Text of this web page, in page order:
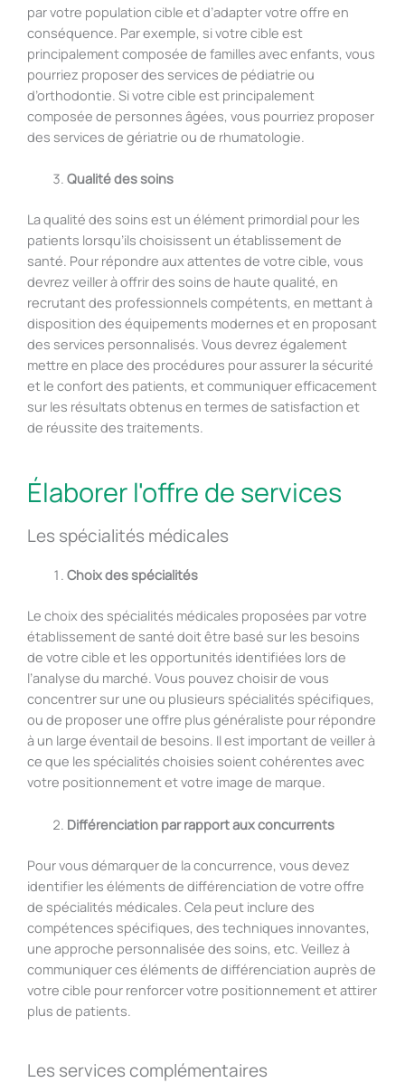
par votre population cible et d’adapter votre offre en
conséquence. Par exemple, si votre cible est
principalement composée de familles avec enfants, vous
pourriez proposer des services de pédiatrie ou
d’orthodontie. Si votre cible est principalement
composée de personnes âgées, vous pourriez proposer
des services de gériatrie ou de rhumatologie.
Qualité des soins
La qualité des soins est un élément primordial pour les
patients lorsqu’ils choisissent un établissement de
santé. Pour répondre aux attentes de votre cible, vous
devrez veiller à offrir des soins de haute qualité, en
recrutant des professionnels compétents, en mettant à
disposition des équipements modernes et en proposant
des services personnalisés. Vous devrez également
mettre en place des procédures pour assurer la sécurité
et le confort des patients, et communiquer efficacement
sur les résultats obtenus en termes de satisfaction et
de réussite des traitements.
Élaborer l'offre de services
Les spécialités médicales
Choix des spécialités
Le choix des spécialités médicales proposées par votre
établissement de santé doit être basé sur les besoins
de votre cible et les opportunités identifiées lors de
l’analyse du marché. Vous pouvez choisir de vous
concentrer sur une ou plusieurs spécialités spécifiques,
ou de proposer une offre plus généraliste pour répondre
à un large éventail de besoins. Il est important de veiller à
ce que les spécialités choisies soient cohérentes avec
votre positionnement et votre image de marque.
Différenciation par rapport aux concurrents
Pour vous démarquer de la concurrence, vous devez
identifier les éléments de différenciation de votre offre
de spécialités médicales. Cela peut inclure des
compétences spécifiques, des techniques innovantes,
une approche personnalisée des soins, etc. Veillez à
communiquer ces éléments de différenciation auprès de
votre cible pour renforcer votre positionnement et attirer
plus de patients.
Les services complémentaires